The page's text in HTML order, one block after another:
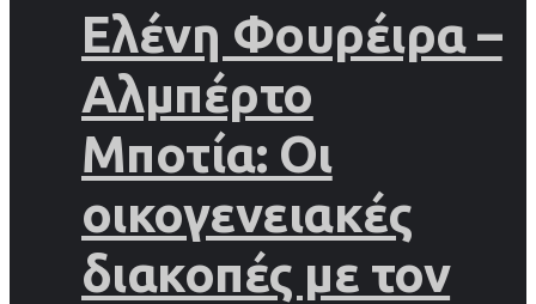
Ελένη Φουρέιρα –
Αλμπέρτο
Μποτία: Οι
οικογενειακές
διακοπές με τον